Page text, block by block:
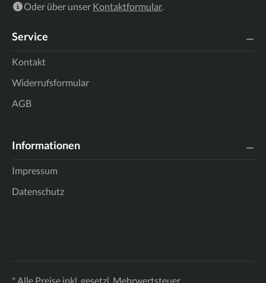
Oder über unser Kontaktformular.
Service
Kontakt
Widerrufsformular
AGB
Informationen
Impressum
Datenschutz
* Alle Preise inkl. gesetzl. Mehrwertsteuer.